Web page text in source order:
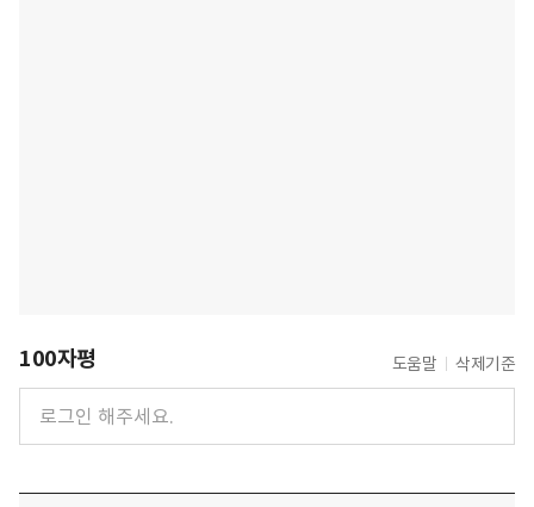
100자평 도움말 삭제기준